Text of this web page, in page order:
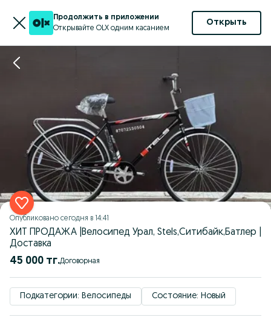
Продолжить в приложении
Открывайте OLX одним касанием
Открыть
Опубликовано сегодня в 14:41
ХИТ ПРОДАЖА |Велосипед Урал, Stels,Ситибайк,Батлер |
Доставка
45 000 тг. Договорная
Подкатегории: Велосипеды Состояние: Новый